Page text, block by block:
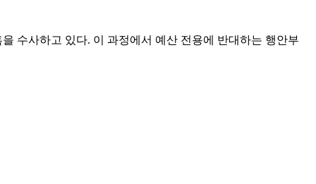
수사하고 있다. 이 과정에서 예산 전용에 반대하는 행안부